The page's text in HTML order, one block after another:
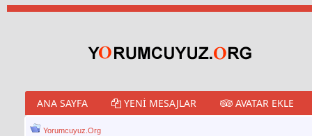
ANA SAYFA YENI MESAJLAR AVATAR EKLE
Yorumcuyuz.Org